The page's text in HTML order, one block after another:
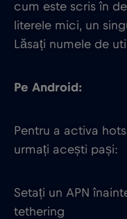
cum este scris în
literele mici, un
Lăsați numele de
Pe Android:
Pentru a activa
urmați acești pași:
Setați un APN
tethering